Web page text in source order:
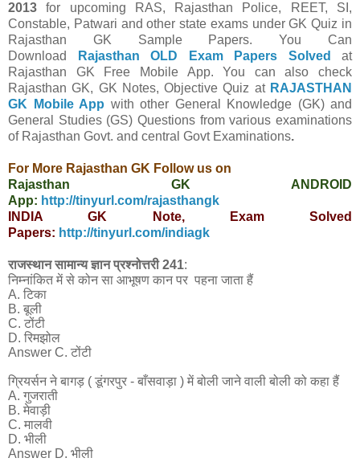
2013 for upcoming RAS, Rajasthan Police, REET, SI,
Constable, Patwari and other state exams under GK Quiz in
Rajasthan GK Sample Papers.You Can
Download
Rajasthan OLD Exam Papers Solved
at
Rajasthan GK Free Mobile App.You can also check
Rajasthan GK, GK Notes, Objective Quiz at RAJASTHAN
GK Mobile App with other General Knowledge (GK) and
General Studies (GS) Questions from various examinations
of Rajasthan Govt. and central Govt Examinations.
For More Rajasthan GK Follow us on
Rajasthan GK ANDROID
App: http://tinyurl.com/rajasthangk
INDIA GK Note, Exam Solved
Papers: http://tinyurl.com/indiagk
राजस्थान सामान्य ज्ञान प्रश्नोत्तरी 241:
निम्नांकित में से कोन सा आभूषण कान पर पहना जाता हैं
A. टिका
B. बूली
C. टोंटी
D. रिमझोल
Answer C. टोंटी
ग्रियर्सन ने बागड़ ( डूंगरपुर - बाँसवाड़ा ) में बोली जाने वाली बोली को कहा हैं
A. गुजराती
B. मेवाड़ी
C. मालवी
D. भीली
Answer D. भीली